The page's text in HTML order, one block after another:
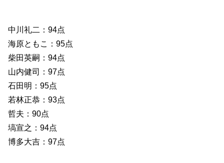
中川礼二：94点
海原ともこ：95点
柴田英嗣：94点
山内健司：97点
石田明：95点
若林正恭：93点
哲夫：90点
塙宣之：94点
博多大吉：97点